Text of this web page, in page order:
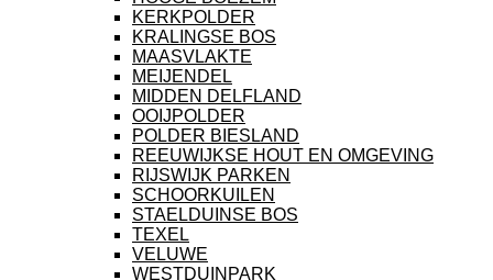
KERKPOLDER
KRALINGSE BOS
MAASVLAKTE
MEIJENDEL
MIDDEN DELFLAND
OOIJPOLDER
POLDER BIESLAND
REEUWIJKSE HOUT EN OMGEVING
RIJSWIJK PARKEN
SCHOORKUILEN
STAELDUINSE BOS
TEXEL
VELUWE
WESTDUINPARK